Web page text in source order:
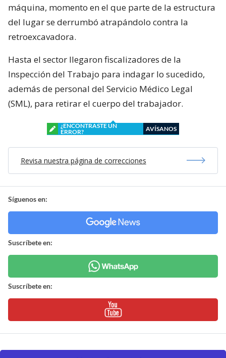
máquina, momento en el que parte de la estructura
del lugar se derrumbó atrapándolo contra la
retroexcavadora.
Hasta el sector llegaron fiscalizadores de la
Inspección del Trabajo para indagar lo sucedido,
además de personal del Servicio Médico Legal
(SML), para retirar el cuerpo del trabajador.
¿ENCONTRASTE UN
ERROR?
AVÍSANOS
Revisa nuestra página de correcciones
Síguenos en:
Suscríbete en:
Suscríbete en: